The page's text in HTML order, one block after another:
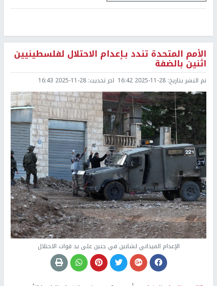
الأمم المتحدة تندد بـإعدام الاحتلال لفلسطينيين
اثنين بالضفة
تم النشر بتاريخ: 2025-11-28 16:42 اخر تحديث: 2025-11-28 16:43
الإعدام الميداني لشابين في جنين على يد قوات الاحتلال